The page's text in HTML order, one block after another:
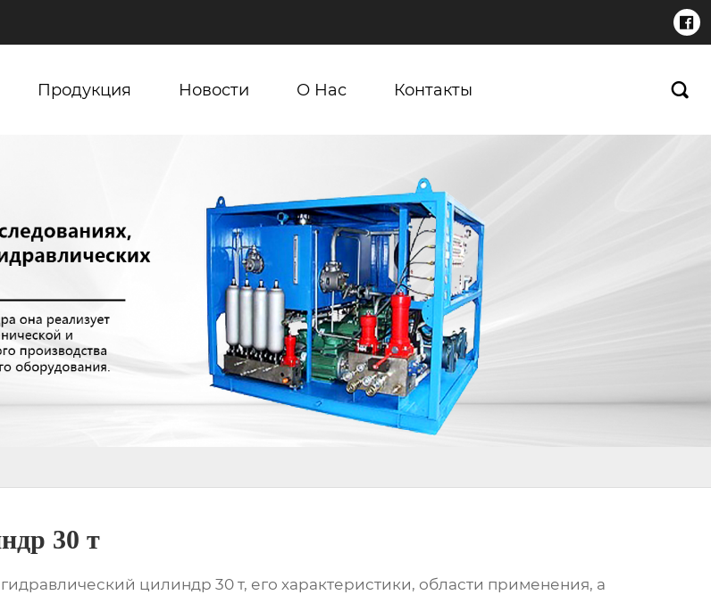

Продукция Новости О Нас Контакты 
30 т
цилиндр 30 т, его характеристики, области применения, а